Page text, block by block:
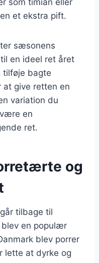
et ekstra pift.
sæsonens
en ideel ret året
tilføje bagte
at give retten en
variation du
en
ret.
og
tilbage til
en populær
blev porrer
lette at dyrke og